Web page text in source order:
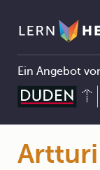
Ein Angebot
8 Stoffkreisläufe